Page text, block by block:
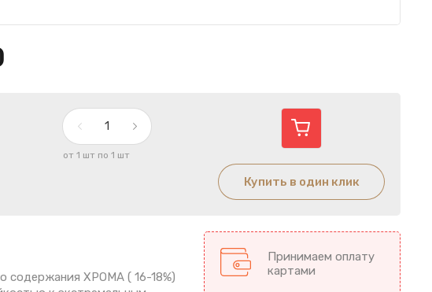
от 1 шт по 1 шт
Купить в один клик
содержания ХРОМА ( 16-18%)
Принимаем оплату
картами